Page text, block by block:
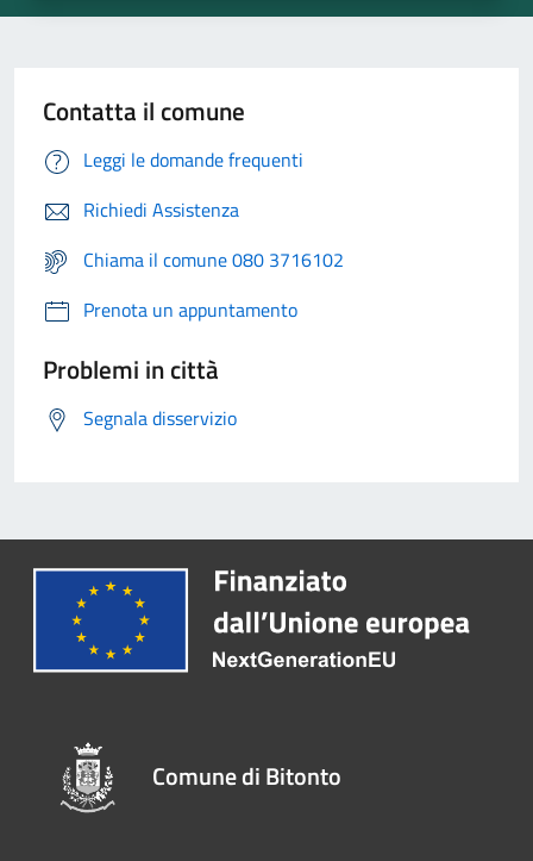
Contatta il comune
Leggi le domande frequenti
Richiedi Assistenza
Chiama il comune 080 3716102
Prenota un appuntamento
Problemi in città
Segnala disservizio
Comune di Bitonto